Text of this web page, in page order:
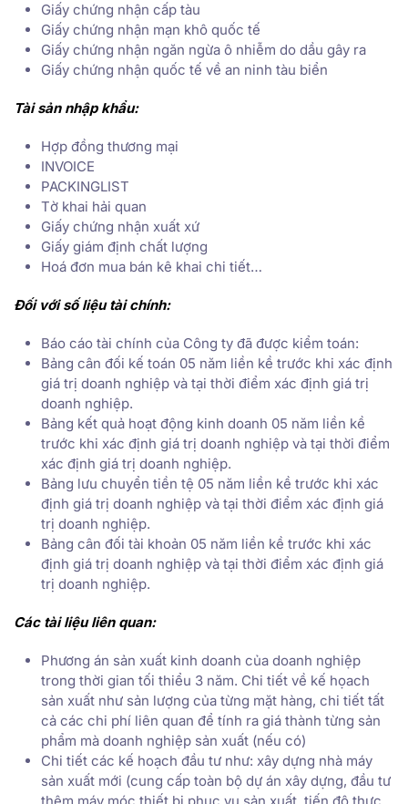
Giấy chứng nhận cấp tàu
Giấy chứng nhận mạn khô quốc tế
Giấy chứng nhận ngăn ngừa ô nhiễm do dầu gây ra
Giấy chứng nhận quốc tế về an ninh tàu biển
Tài sản nhập khẩu:
Hợp đồng thương mại
INVOICE
PACKINGLIST
Tờ khai hải quan
Giấy chứng nhận xuất xứ
Giấy giám định chất lượng
Hoá đơn mua bán kê khai chi tiết…
Đối với số liệu tài chính:
Báo cáo tài chính của Công ty đã được kiểm toán:
Bảng cân đối kế toán 05 năm liền kề trước khi xác định
giá trị doanh nghiệp và tại thời điểm xác định giá trị
doanh nghiệp.
Bảng kết quả hoạt động kinh doanh 05 năm liền kề
trước khi xác định giá trị doanh nghiệp và tại thời điểm
xác định giá trị doanh nghiệp.
Bảng lưu chuyển tiền tệ 05 năm liền kề trước khi xác
định giá trị doanh nghiệp và tại thời điểm xác định giá
trị doanh nghiệp.
Bảng cân đối tài khoản 05 năm liền kề trước khi xác
định giá trị doanh nghiệp và tại thời điểm xác định giá
trị doanh nghiệp.
Các tài liệu liên quan:
Phương án sản xuất kinh doanh của doanh nghiệp
trong thời gian tối thiểu 3 năm. Chi tiết về kế họach
sản xuất như sản lượng của từng mặt hàng, chi tiết tất
cả các chi phí liên quan để tính ra giá thành từng sản
phẩm mà doanh nghiệp sản xuất (nếu có)
Chi tiết các kế hoạch đầu tư như: xây dựng nhà máy
sản xuất mới (cung cấp toàn bộ dự án xây dựng, đầu tư